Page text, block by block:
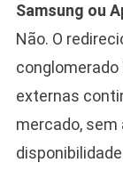
Samsung ou
Não. O
conglomerado
externas
mercado, sem